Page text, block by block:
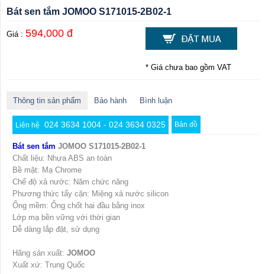
Bát sen tắm JOMOO S171015-2B02-1
Giá : 594,000 đ
* Giá chưa bao gồm VAT
Thông tin sản phẩm Bảo hành Bình luận
Liên hệ 024 3634 1004 - 024 3634 0325 Bản đồ
Bát sen tắm JOMOO S171015-2B02-1
Chất liệu: Nhựa ABS an toàn
Bề mặt: Mạ Chrome
Chế độ xả nước: Năm chức năng
Phương thức tẩy cặn: Miệng xả nước silicon
Ống mềm: Ống chốt hai đầu bằng inox
Lớp mạ bền vững với thời gian
Dễ dàng lắp đặt, sử dụng
Hãng sản xuất: JOMOO
Xuất xứ: Trung Quốc